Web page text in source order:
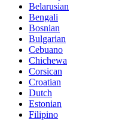
Belarusian
Bengali
Bosnian
Bulgarian
Cebuano
Chichewa
Corsican
Croatian
Dutch
Estonian
Filipino